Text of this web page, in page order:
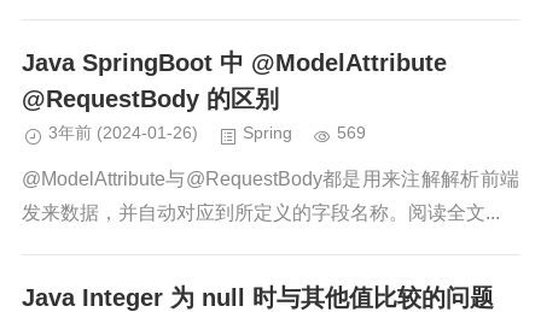
Java SpringBoot 中 @ModelAttribute
@RequestBody 的区别
3年前 (2024-01-26) Spring 569
@ModelAttribute与@RequestBody都是用来注解解析前端
发来数据，并自动对应到所定义的字段名称。阅读全文...
Java Integer 为 null 时与其他值比较的问题